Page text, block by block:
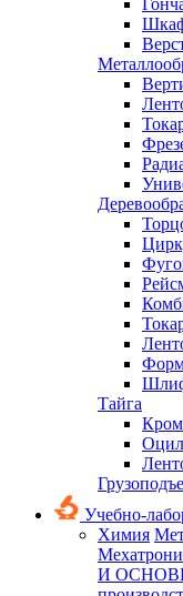
Тайга
Учебно-
Химия
И